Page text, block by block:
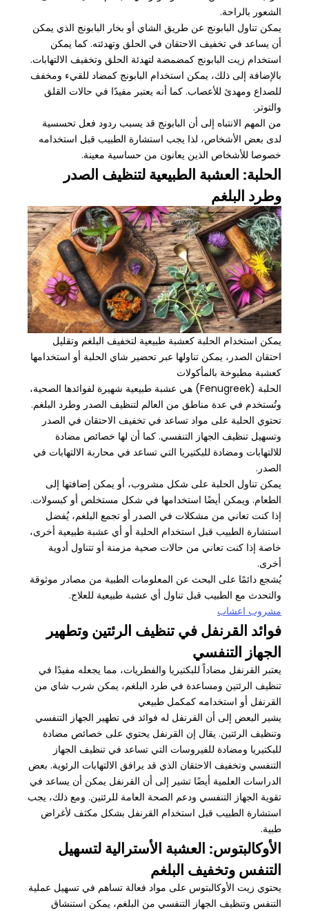
الشعور بالراحة.
يمكن تناول البابونج عن طريق الشاي أو بخار البابونج الذي يمكن
أن يساعد في تخفيف الاحتقان في الحلق وتهدئته. كما يمكن
استخدام زيت البابونج كمضمضة لتهدئة الحلق وتخفيف الالتهابات.
بالإضافة إلى ذلك، يمكن استخدام البابونج كمضاد للقيء ومخفف
للصداع ومهدئ للأعصاب. كما أنه يعتبر مفيدًا في حالات القلق
والتوتر.
من المهم الانتباه إلى أن البابونج قد يسبب ردود فعل تحسسية
لدى بعض الأشخاص، لذا يجب استشارة الطبيب قبل استخدامه
خصوصا للأشخاص الذين يعانون من حساسية معينة.
الحلبة: العشبة الطبيعية لتنظيف الصدر
وطرد البلغم
يمكن استخدام الحلبة كعشبة طبيعية لتخفيف البلغم وتقليل
احتقان الصدر، يمكن تناولها عبر تحضير شاي الحلبة أو استخدامها
كعشبة مطبوخة بالمأكولات
الحلبة (Fenugreek) هي عشبة طبيعية شهيرة لفوائدها الصحية،
وتُستخدم في عدة مناطق من العالم لتنظيف الصدر وطرد البلغم.
تحتوي الحلبة على مواد تساعد في تخفيف الاحتقان في الصدر
وتسهيل تنظيف الجهاز التنفسي. كما أن لها خصائص مضادة
للالتهابات ومضادة للبكتيريا التي تساعد في محاربة الالتهابات في
الصدر.
يمكن تناول الحلبة على شكل مشروب، أو يمكن إضافتها إلى
الطعام. ويمكن أيضًا استخدامها في شكل مستخلص أو كبسولات.
إذا كنت تعاني من مشكلات في الصدر أو تجمع البلغم، يُفضل
استشارة الطبيب قبل استخدام الحلبة أو أي عشبة طبيعية أخرى،
خاصة إذا كنت تعاني من حالات صحية مزمنة أو تتناول أدوية
أخرى.
يُشجع دائمًا على البحث عن المعلومات الطبية من مصادر موثوقة
والتحدث مع الطبيب قبل تناول أي عشبة طبيعية للعلاج.
مشروب اعشاب
فوائد القرنفل في تنظيف الرئتين وتطهير
الجهاز التنفسي
يعتبر القرنفل مضاداً للبكتيريا والفطريات، مما يجعله مفيدًا في
تنظيف الرئتين ومساعدة في طرد البلغم، يمكن شرب شاي من
القرنفل أو استخدامه كمكمل طبيعي
يشير البعض إلى أن القرنفل له فوائد في تطهير الجهاز التنفسي
وتنظيف الرئتين. يقال إن القرنفل يحتوي على خصائص مضادة
للبكتيريا ومضادة للفيروسات التي تساعد في تنظيف الجهاز
التنفسي وتخفيف الاحتقان الذي قد يرافق الالتهابات الرئوية. بعض
الدراسات العلمية أيضًا تشير إلى أن القرنفل يمكن أن يساعد في
تقوية الجهاز التنفسي ودعم الصحة العامة للرئتين. ومع ذلك، يجب
استشارة الطبيب قبل استخدام القرنفل بشكل مكثف لأغراض
طبية.
الأوكالبتوس: العشبة الأسترالية لتسهيل
التنفس وتخفيف البلغم
يحتوي زيت الأوكالبتوس على مواد فعالة تساهم في تسهيل عملية
التنفس وتنظيف الجهاز التنفسي من البلغم، يمكن استنشاق